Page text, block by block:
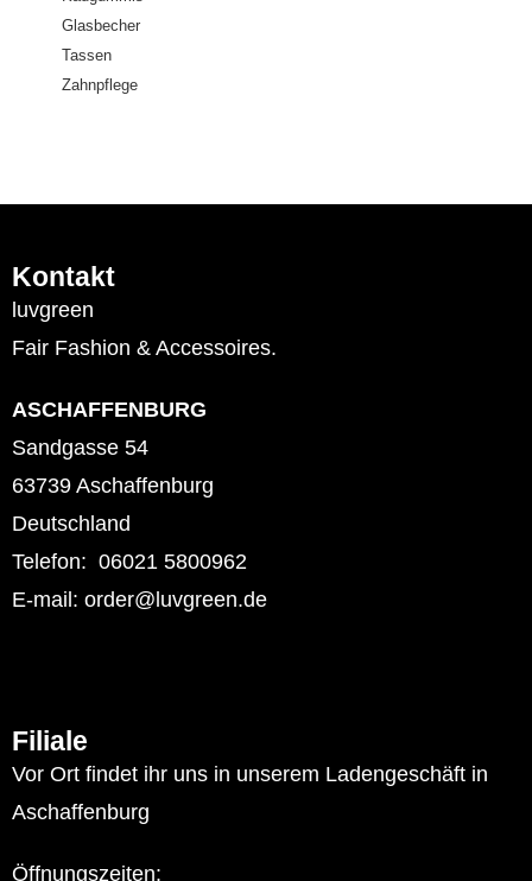
Glasbecher
Tassen
Zahnpflege
Kontakt
luvgreen
Fair Fashion & Accessoires.
ASCHAFFENBURG
Sandgasse 54
63739 Aschaffenburg
Deutschland
Telefon: 06021 5800962
E-mail: order@luvgreen.de
Filiale
Vor Ort findet ihr uns in unserem Ladengeschäft in
Aschaffenburg
Öffnungszeiten: